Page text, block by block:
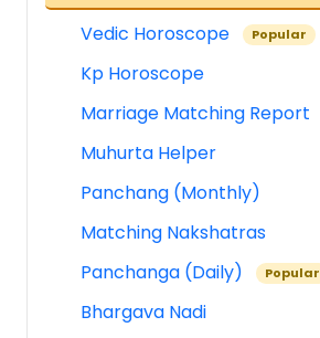
Vedic Horoscope Popular
Kp Horoscope
Marriage Matching Report
Muhurta Helper
Panchang (Monthly)
Matching Nakshatras
Panchanga (Daily)
Popular
Bhargava Nadi